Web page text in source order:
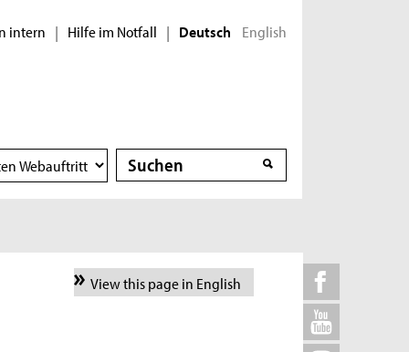
intern | Hilfe im Notfall | Deutsch English
Suche
Suche
View this page in English